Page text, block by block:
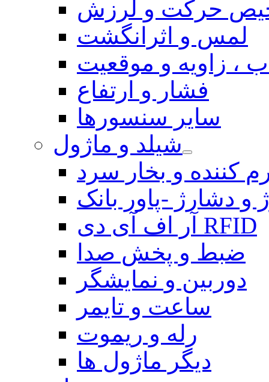
حرکت و لرزش
لمس و اثرانگشت
، زاویه و موقعیت
فشار و ارتفاع
سایر سنسورها
شیلد و ماژول
کننده و بخار سرد
و دشارژ -پاور بانک
آر اف آی دی RFID
ضبط و پخش صدا
دوربین و نمایشگر
ساعت و تایمر
رله و ریموت
دیگر ماژول ها